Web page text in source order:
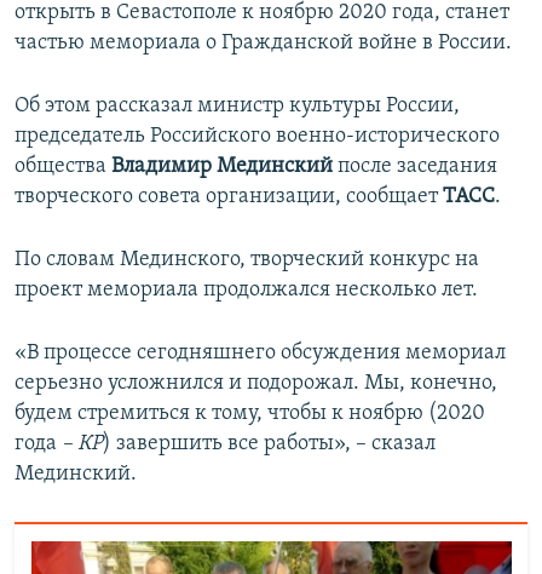
открыть в Севастополе к ноябрю 2020 года, станет
частью мемориала о Гражданской войне в России.
Об этом рассказал министр культуры России,
председатель Российского военно-исторического
общества Владимир Мединский после заседания
творческого совета организации, сообщаетТАСС.
По словам Мединского, творческий конкурс на
проект мемориала продолжался несколько лет.
«В процессе сегодняшнего обсуждения мемориал
серьезно усложнился и подорожал. Мы, конечно,
будем стремиться к тому, чтобы к ноябрю (2020
года – КР) завершить все работы», – сказал
Мединский.